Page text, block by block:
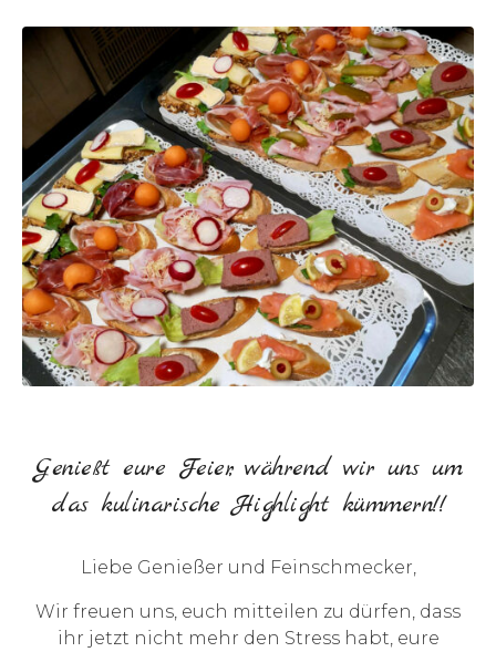
Genießt eure Feier, während wir uns um
das kulinarische Highlight kümmern!!
Liebe Genießer und Feinschmecker,
Wir freuen uns, euch mitteilen zu dürfen, dass
ihr jetzt nicht mehr den Stress habt, eure